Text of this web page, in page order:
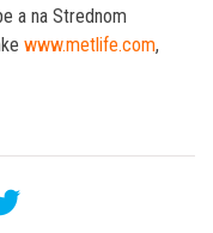
a na Strednom
www.metlife.com,